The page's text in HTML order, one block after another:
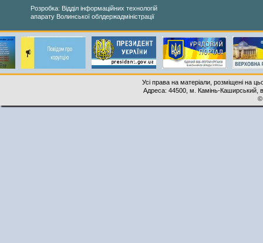
Розробка: Відділ інформаційних технологій
апарату Волинської облдержадміністрації
Усі права на матеріали, розміщені на
Адреса: 44500, м. Камінь-Каширський,
©